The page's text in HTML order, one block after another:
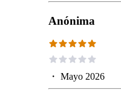
Anónima
・ Mayo 2026